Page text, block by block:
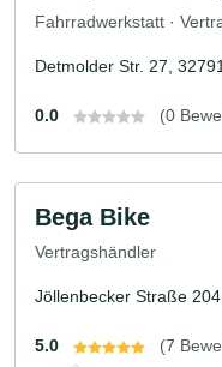
Fahrradwerkstatt ·
Detmolder Str. 27,
0.0 (0
Bega Bike
Vertragshändler
Jöllenbecker Straße
5.0 (7